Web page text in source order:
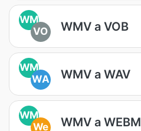
WM
VO
WMV a VOB
WM
WA
WMV a WAV
WM
We
WMV a WEBM